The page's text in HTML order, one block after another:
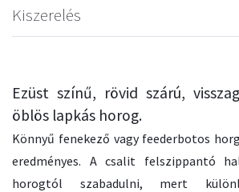
Kiszerelés
Ezüst színű, rövid szárú,
öblös lapkás horog.
Könnyű fenekező vagy feederbotos
eredményes. A csalit felszippantó
horogtól szabadulni, mert